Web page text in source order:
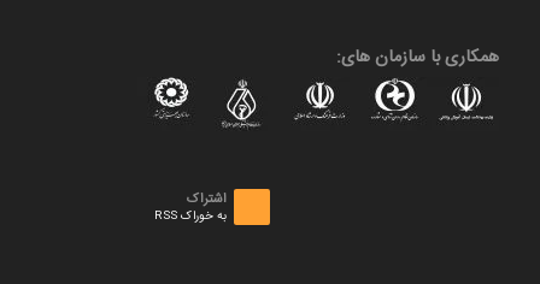
همکاری با سازمان های:
اشتراک
به خوراک RSS